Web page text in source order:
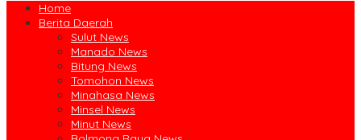
Home
Berita Daerah
Sulut News
Manado News
Bitung News
Tomohon News
Minahasa News
Minsel News
Minut News